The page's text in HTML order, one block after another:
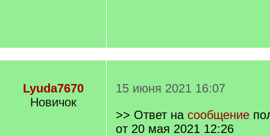
Lyuda7670
Новичок
15 июня 2021 16:07
>> Ответ на сообщение
от 20 мая 2021 12:26